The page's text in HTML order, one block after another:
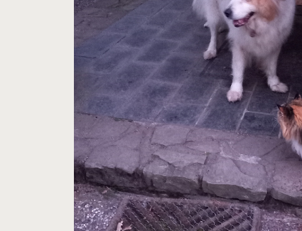
Hit enter to search or ESC to close